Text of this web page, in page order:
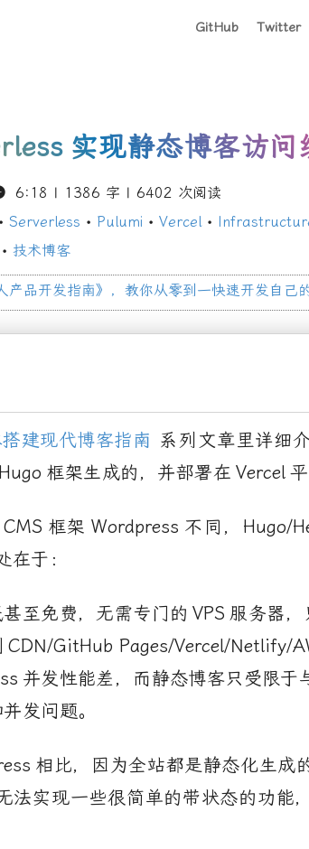
GitHub Twitter
实现静态博客访问
6:18 | 1386 字 | 6402 次阅读
• Serverless • Pulumi • Vercel •
• 技术博客
产品开发指南》 ，教你从零到一快速开发自己
建现代博客指南 系列文章里详细
Hugo 框架生成的，并部署在 Vercel
CMS 框架 Wordpress 不同， Hugo/
在于：
至免费，无需专门的 VPS 服务器，
CDN/GitHub Pages/Vercel/Netlify/
并发性能差，而静态博客只受限于
发问题。
相比，因为全站都是静态化生成
法实现一些很简单的带状态的功能